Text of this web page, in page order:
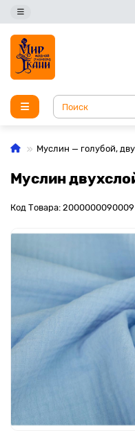
Муслин — голубой,
Муслин
Код Товара: 2000000090009